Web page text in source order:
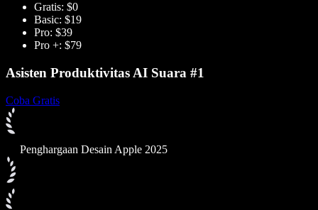
Gratis: $0
Basic: $19
Pro: $39
Pro +: $79
Asisten Produktivitas AI Suara #1
Coba Gratis
Penghargaan Desain Apple 2025